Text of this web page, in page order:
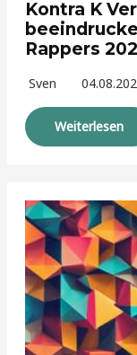
Kontra K
Rappers
Sven
Weiterlesen